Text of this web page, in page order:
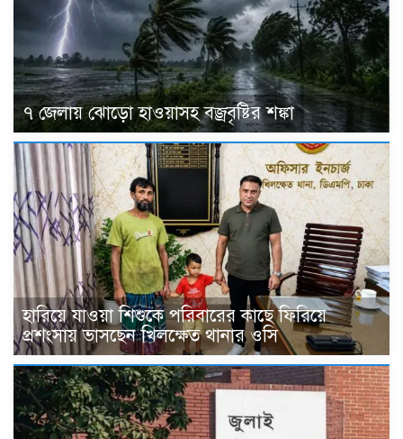
৭ জেলায় ঝোড়ো হাওয়াসহ বজ্রবৃষ্টির শঙ্কা
হারিয়ে যাওয়া শিশুকে পরিবারের কাছে ফিরিয়ে
প্রশংসায় ভাসছেন খিলক্ষেত থানার ওসি